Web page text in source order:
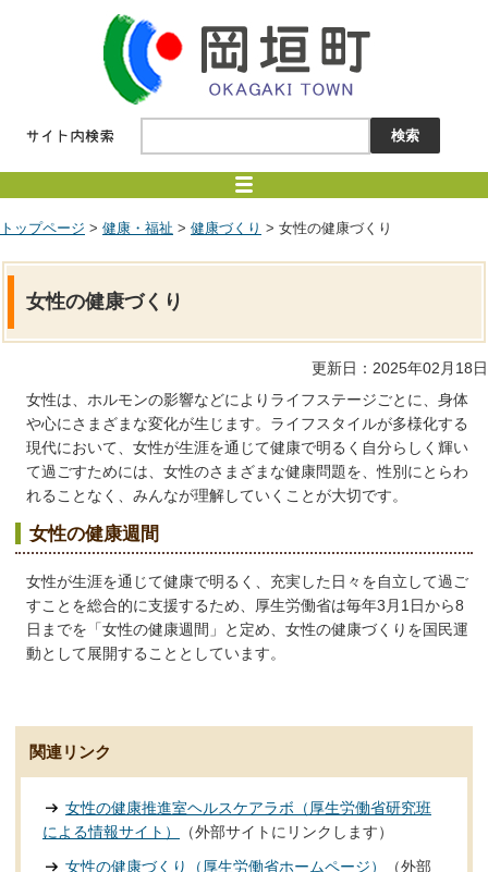
トップページ > 健康・福祉 > 健康づくり > 女性の健康づくり
女性の健康づくり
更新日：2025年02月18日
女性は、ホルモンの影響などによりライフステージごとに、身体
や心にさまざまな変化が生じます。ライフスタイルが多様化する
現代において、女性が生涯を通じて健康で明るく自分らしく輝い
て過ごすためには、女性のさまざまな健康問題を、性別にとらわ
れることなく、みんなが理解していくことが大切です。
女性の健康週間
女性が生涯を通じて健康で明るく、充実した日々を自立して過ご
すことを総合的に支援するため、厚生労働省は毎年3月1日から8
日までを「女性の健康週間」と定め、女性の健康づくりを国民運
動として展開することとしています。
関連リンク
女性の健康推進室ヘルスケアラボ（厚生労働省研究班
による情報サイト）
（外部サイトにリンクします）
女性の健康づくり（厚生労働省ホームページ）
（外部